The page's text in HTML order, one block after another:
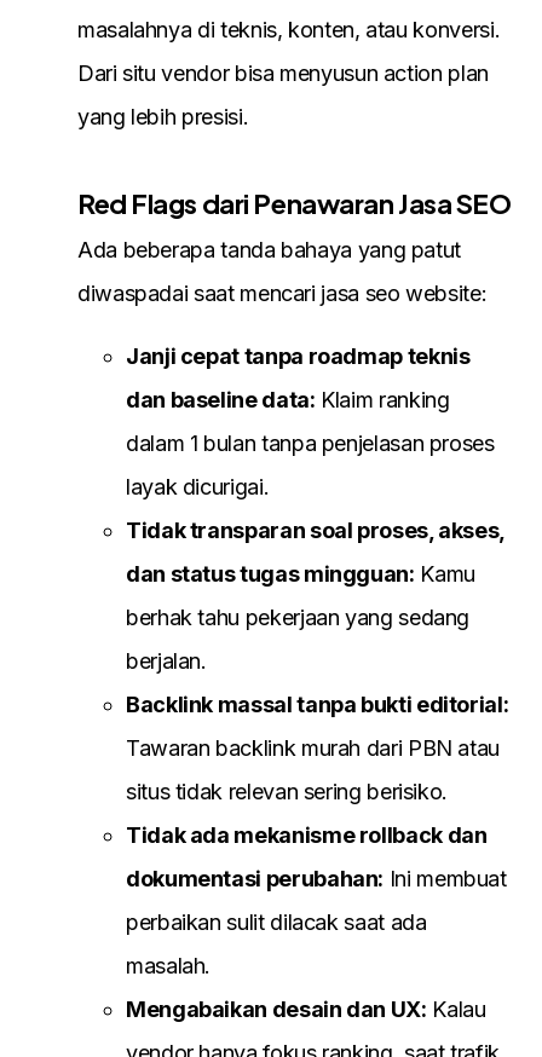
masalahnya di teknis, konten, atau konversi.
Dari situ vendor bisa menyusun action plan
yang lebih presisi.
Red Flags dari Penawaran Jasa SEO
Ada beberapa tanda bahaya yang patut
diwaspadai saat mencari jasa seo website:
Janji cepat tanpa roadmap teknis
dan baseline data: Klaim ranking
dalam 1 bulan tanpa penjelasan proses
layak dicurigai.
Tidak transparan soal proses, akses,
dan status tugas mingguan: Kamu
berhak tahu pekerjaan yang sedang
berjalan.
Backlink massal tanpa bukti editorial:
Tawaran backlink murah dari PBN atau
situs tidak relevan sering berisiko.
Tidak ada mekanisme rollback dan
dokumentasi perubahan: Ini membuat
perbaikan sulit dilacak saat ada
masalah.
Mengabaikan desain dan UX: Kalau